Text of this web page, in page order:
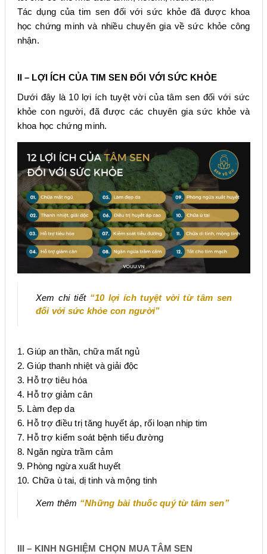
Tác dụng của tim sen đối với sức khỏe đã được khoa
học chứng minh và nhiều chuyên gia về sức khỏe công
nhận.
II – LỢI ÍCH CỦA TIM SEN ĐỐI VỚI SỨC KHỎE
Dưới đây là 10 lợi ích tuyệt vời của tâm sen đối với sức
khỏe con người, đã được các chuyên gia sức khỏe và
khoa học chứng minh.
Xem chi tiết “10 lợi ích tuyệt vời từ tâm sen
đối với sức khỏe con người”
1. Giúp an thần, chữa mất ngủ
2. Giúp thanh nhiệt và giải độc
3. Hỗ trợ tiêu hóa
4. Hỗ trợ giảm cân
5. Làm đẹp da
6. Hỗ trợ điều trị tăng huyết áp, rối loạn nhịp tim
7. Hỗ trợ kiểm soát bệnh tiểu đường
8. Ngăn ngừa trầm cảm
9. Phòng ngừa xuất huyết
10. Chữa ù tai, dị tinh và mộng tinh
Xem thêm “Những bài thuốc quý từ tâm sen”
III – KINH NGHIỆM CHỌN MUA TÂM SEN